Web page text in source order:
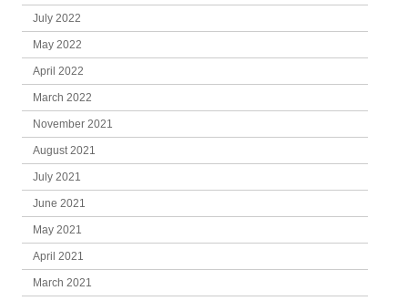
July 2022
May 2022
April 2022
March 2022
November 2021
August 2021
July 2021
June 2021
May 2021
April 2021
March 2021